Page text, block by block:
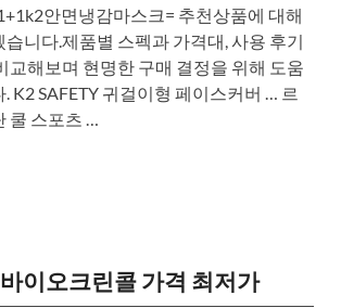
안면냉감마스크= 추천상품에 대해
니다.제품별 스펙과 가격대, 사용 후기
교해보며 현명한 구매 결정을 위해 도움
K2 SAFETY 귀걸이형 페이스커버 … 르
쿨 스포츠 …
이오크린콜 가격 최저가